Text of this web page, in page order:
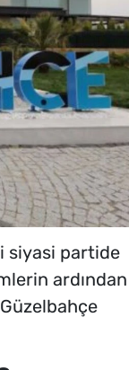
siyasi partide
ardından